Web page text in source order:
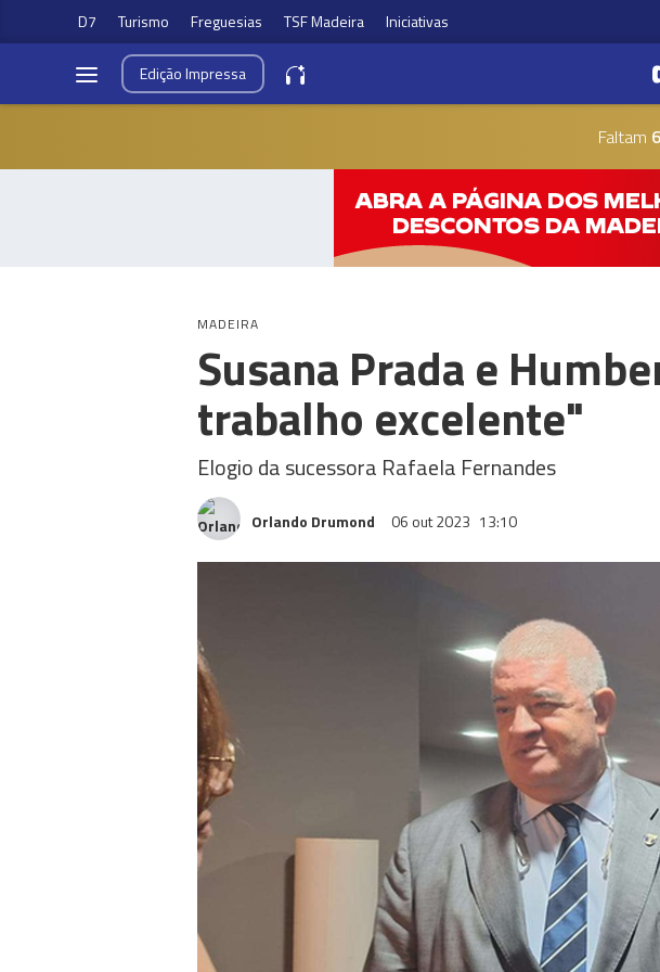
D7 Turismo Freguesias TSF Madeira Iniciativas
EdiçãoImpressa
Faltam
MADEIRA
Susana Prada e
trabalho excelente"
Elogio da sucessora Rafaela Fernandes
Orlando Drumond 06 out 2023 13:10